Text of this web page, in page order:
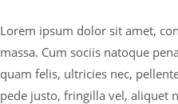
Lorem ipsum dolor sit amet,
massa. Cum sociis natoque
quam felis, ultricies nec,
pede justo, fringilla vel, aliquet